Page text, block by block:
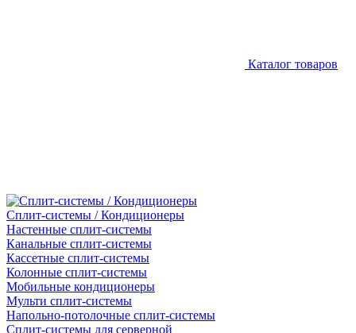
Каталог товаров
Сплит-системы / Кондиционеры
Настенные сплит-системы
Канальные сплит-системы
Кассетные сплит-системы
Колонные сплит-системы
Мобильные кондиционеры
Мульти сплит-системы
Напольно-потолочные сплит-системы
Сплит-системы для серверной